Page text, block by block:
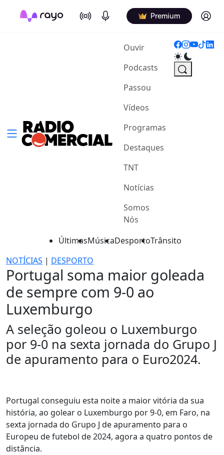
On Air Podcasts Premium Log in
Ouvir(current)
Podcasts
Passou
Vídeos
Programas
Destaques
TNT
Notícias
Somos
Nós
ÚltimasMúsicaDesportoTrânsito
NOTÍCIAS | DESPORTO
Portugal soma maior goleada
de sempre com 9-0 ao
Luxemburgo
A seleção goleou o Luxemburgo
por 9-0 na sexta jornada do Grupo J
de apuramento para o Euro2024.
Portugal conseguiu esta noite a maior vitória da sua
história, ao golear o Luxemburgo por 9-0, em Faro, na
sexta jornada do Grupo J de apuramento para o
Europeu de futebol de 2024, agora a quatro pontos de
distância.